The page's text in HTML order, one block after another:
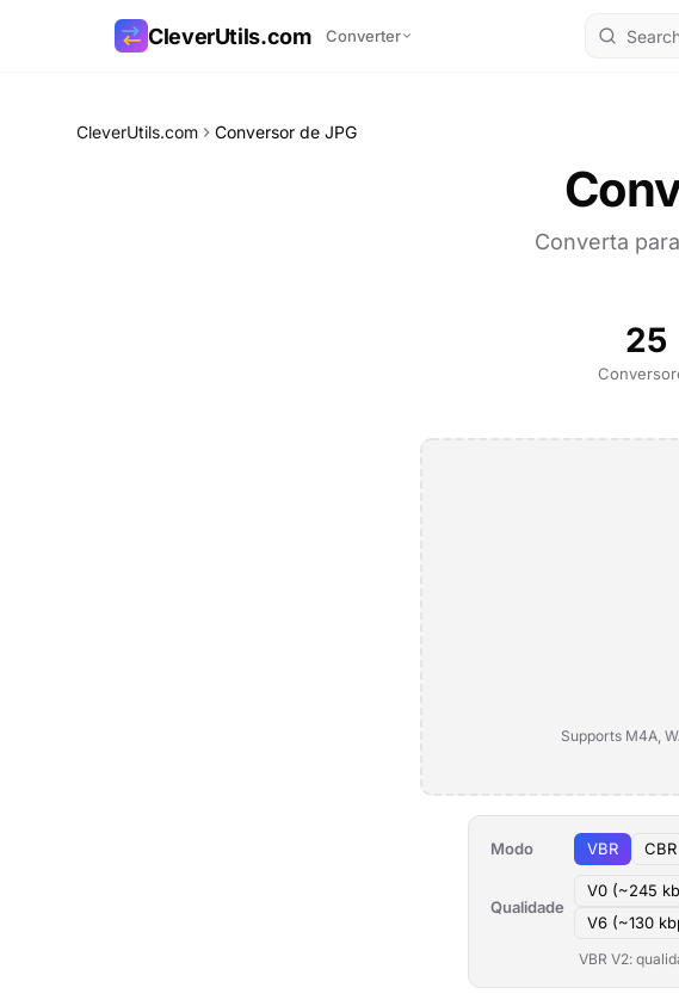
CleverUtils.com Converter
CleverUtils.com Conversor de JPG
Converta
25
Supports M4A,
Modo VBR CBR
Qualidade
V0 (~245
V6 (~130
VBR V2: